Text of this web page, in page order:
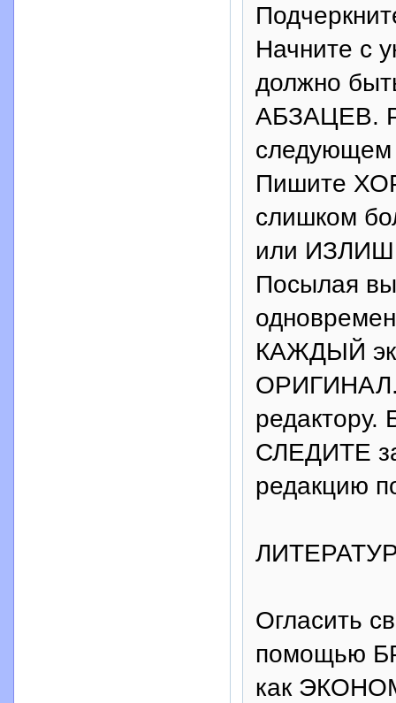
Начните с
должно
АБЗАЦЕВ.
Пишите
слишком
или
Посылая
КАЖДЫЙ
СЛЕДИТЕ
редакцию
Огласить
помощью
как